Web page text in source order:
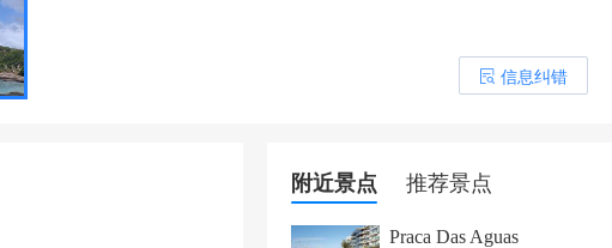
󰎒 信息纠错
附近景点 推荐景点
Praca Das Aguas